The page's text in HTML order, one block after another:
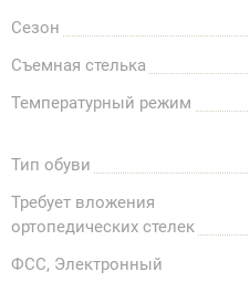
Сезон
Съемная стелька
Температурный режим
Тип обуви
Требует вложения
ортопедических стелек
ФСС, Электронный